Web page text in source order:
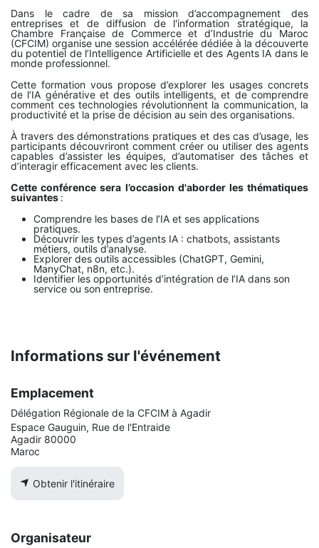
Dans le cadre de sa mission d’accompagnement des
entreprises et de diffusion de l'information stratégique, la
Chambre Française de Commerce et d’Industrie du Maroc
(CFCIM) organise une session accélérée dédiée à la découverte
du potentiel de l’Intelligence Artificielle et des Agents IA dans le
monde professionnel.
Cette formation vous propose d’explorer les usages concrets
de l’IA générative et des outils intelligents, et de comprendre
comment ces technologies révolutionnent la communication, la
productivité et la prise de décision au sein des organisations.
À travers des démonstrations pratiques et des cas d’usage, les
participants découvriront comment créer ou utiliser des agents
capables d’assister les équipes, d’automatiser des tâches et
d’interagir efficacement avec les clients.
Cette conférence sera l’occasion d'aborder les thématiques
suivantes :
Comprendre les bases de l’IA et ses applications
pratiques.
Découvrir les types d’agents IA : chatbots, assistants
métiers, outils d’analyse.
Explorer des outils accessibles (ChatGPT, Gemini,
ManyChat, n8n, etc.).
Identifier les opportunités d’intégration de l’IA dans son
service ou son entreprise.
Informations sur l'événement
Emplacement
Délégation Régionale de la CFCIM à Agadir
Espace Gauguin, Rue de l'Entraide
Agadir 80000
Maroc
Obtenir l'itinéraire
Organisateur